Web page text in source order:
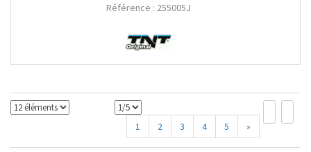
Référence : 255005J
1 2 3 4 5 »